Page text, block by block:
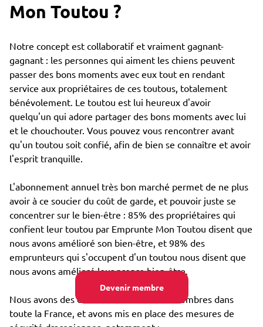
Devenir membre
Mon Toutou ?
Notre concept est collaboratif et vraiment gagnant-
gagnant : les personnes qui aiment les chiens peuvent
passer des bons moments avec eux tout en rendant
service aux propriétaires de ces toutous, totalement
bénévolement. Le toutou est lui heureux d'avoir
quelqu'un qui adore partager des bons moments avec lui
et le chouchouter. Vous pouvez vous rencontrer avant
qu'un toutou soit confié, afin de bien se connaître et avoir
l'esprit tranquille.
L'abonnement annuel très bon marché permet de ne plus
avoir à ce soucier du coût de garde, et pouvoir juste se
concentrer sur le bien-être : 85% des propriétaires qui
confient leur toutou par Emprunte Mon Toutou disent que
nous avons amélioré son bien-être, et 98% des
emprunteurs qui s'occupent d'un toutou nous disent que
nous avons amélioré leur propre bien-être.
Nous avons des dizaines de milliers de membres dans
toute la France, et avons mis en place des mesures de